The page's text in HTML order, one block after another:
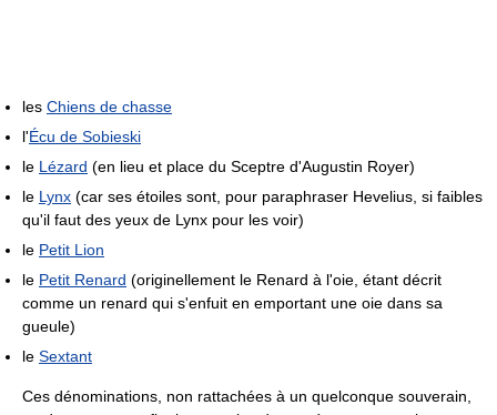
les Chiens de chasse
l'Écu de Sobieski
le Lézard (en lieu et place du Sceptre d'Augustin Royer)
le Lynx (car ses étoiles sont, pour paraphraser Hevelius, si faibles
qu'il faut des yeux de Lynx pour les voir)
le Petit Lion
le Petit Renard (originellement le Renard à l'oie, étant décrit
comme un renard qui s'enfuit en emportant une oie dans sa
gueule)
le Sextant
Ces dénominations, non rattachées à un quelconque souverain,